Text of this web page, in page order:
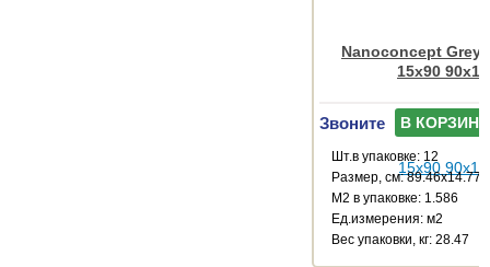
Nanoconcept Grey
15x90 90x15
Звоните В КОРЗИНУ
Шт.в упаковке: 12
Размер, см: 89.46x14.77
М2 в упаковке: 1.586
Ед.измерения: м2
Веc упаковки, кг: 28.47